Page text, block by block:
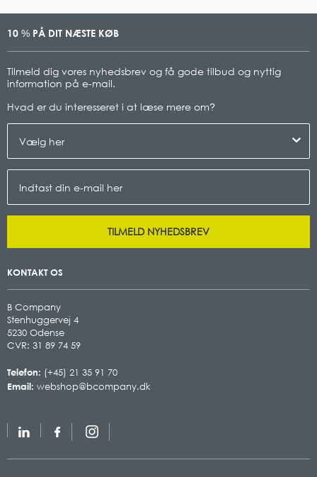
10 % PÅ DIT NÆSTE KØB
Tilmeld dig vores nyhedsbrev og få gode tilbud og nyttig
information på e-mail.
Hvad er du interesseret i at læse mere om?
TILMELD NYHEDSBREV
KONTAKT OS
B Company
Stenhuggervej 4
5230 Odense
CVR: 31 89 74 59
Telefon: (+45) 21 35 91 70
Email: webshop@bcompany.dk